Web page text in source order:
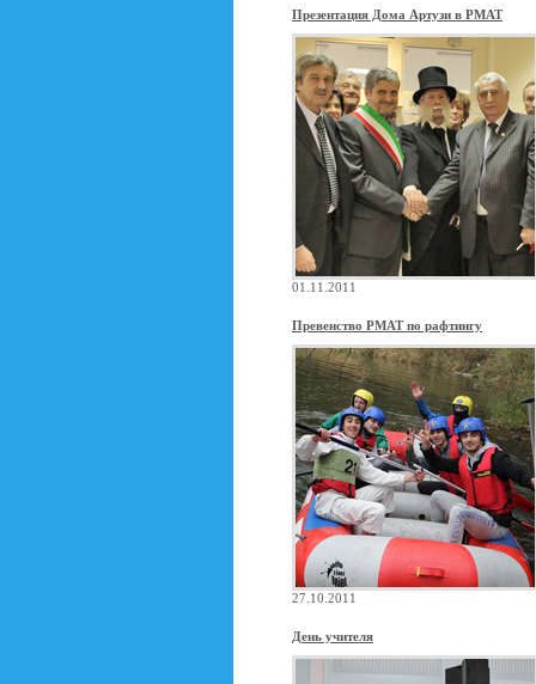
Презентация Дома Артузи в РМАТ
01.11.2011
Превенство РМАТ по рафтингу
27.10.2011
День учителя